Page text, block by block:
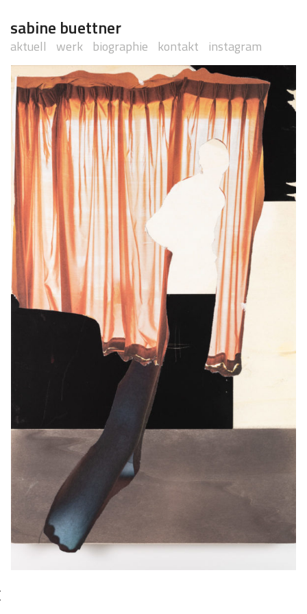
sabine buettner
aktuell werk biographie kontakt instagram